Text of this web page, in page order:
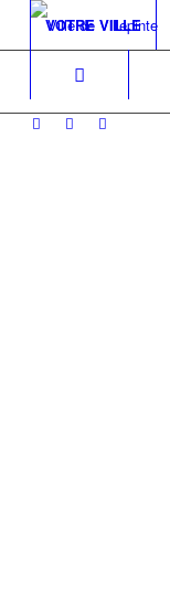
VOTRE VILLE